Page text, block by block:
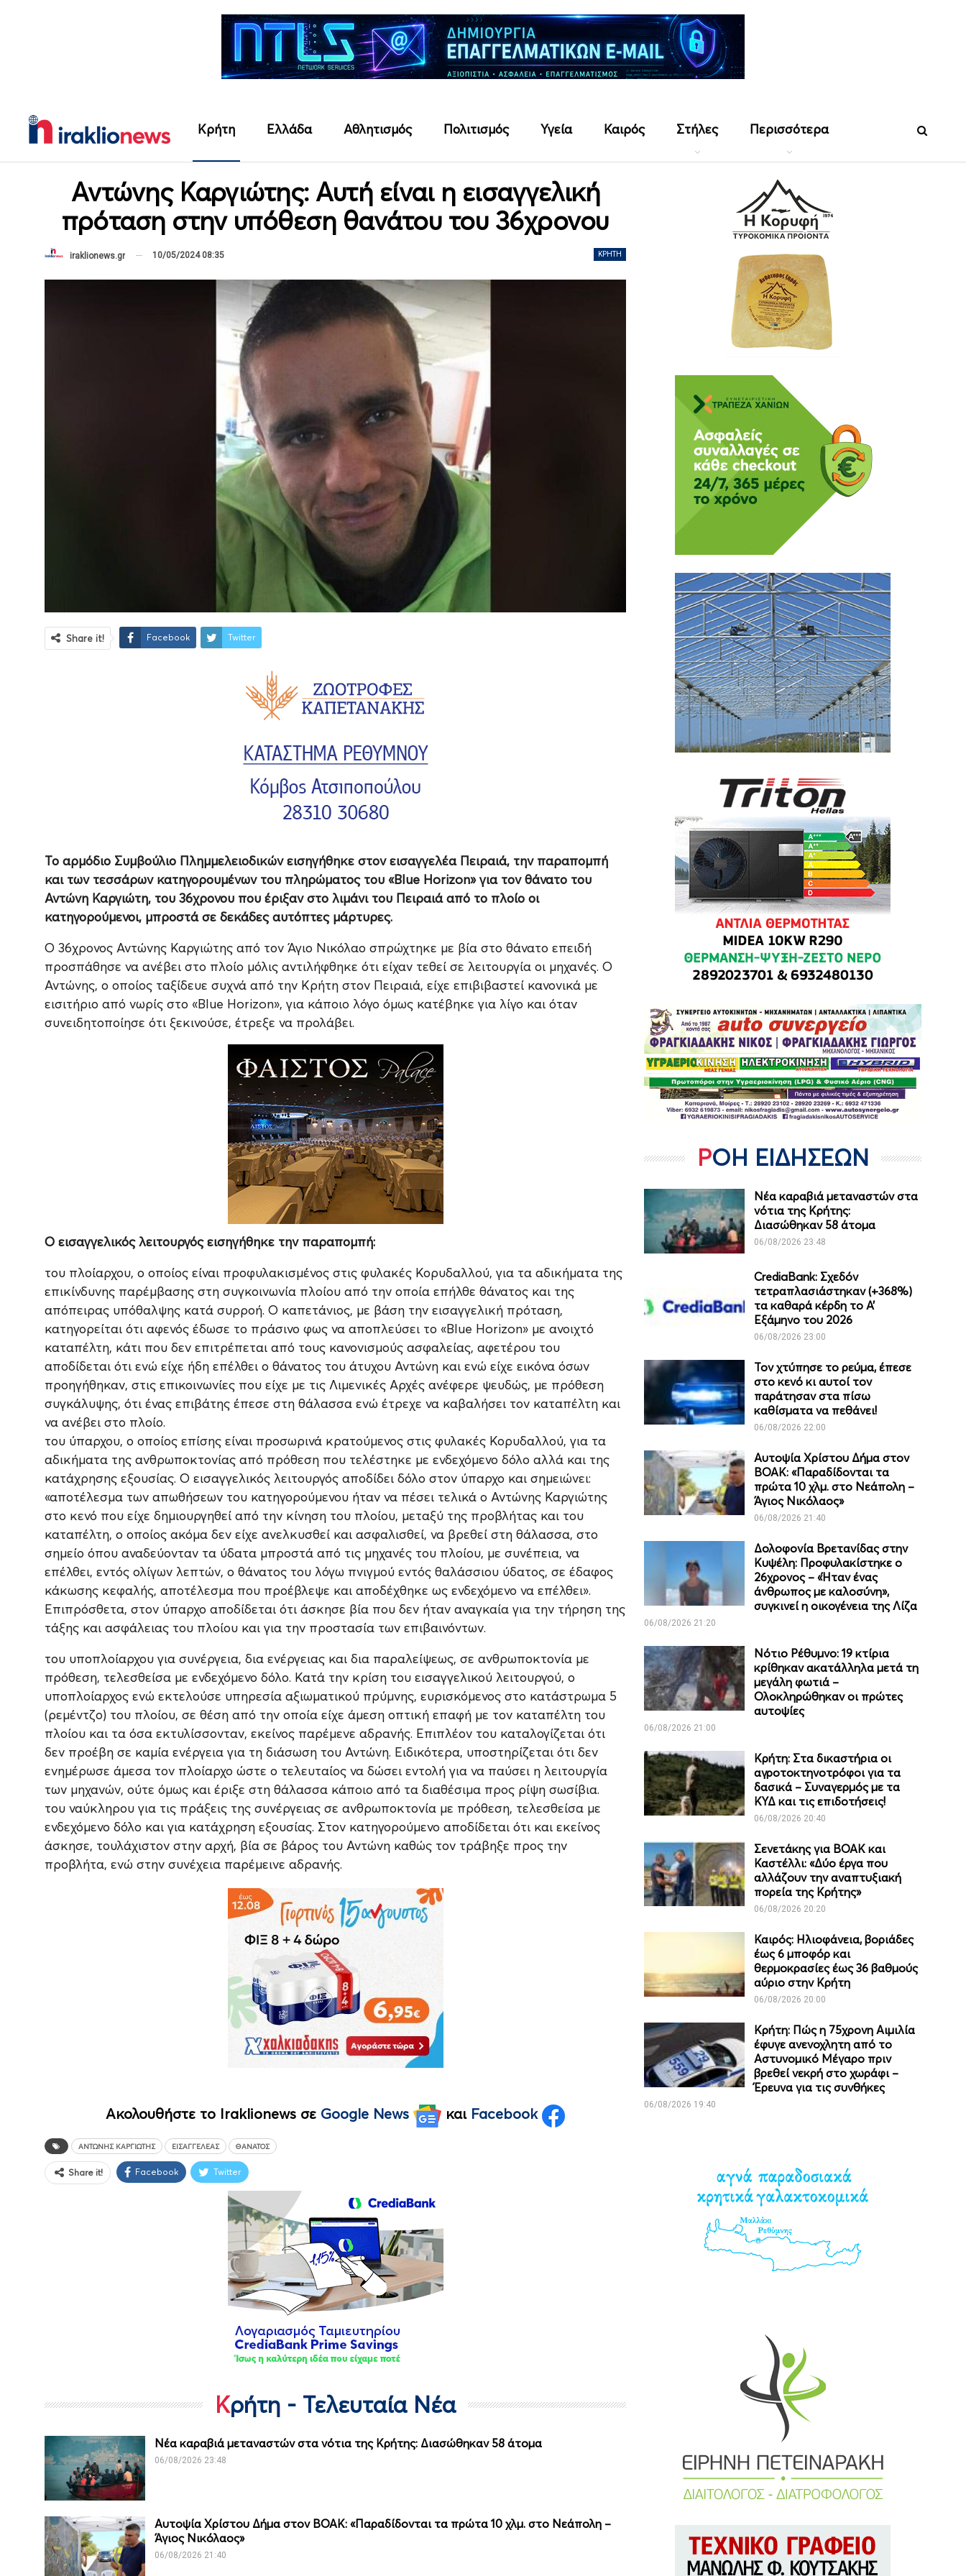
Κρήτη Ελλάδα Αθλητισμός Πολιτισμός Υγεία Καιρός Στήλες Περισσότερα
Αντώνης Καργιώτης: Αυτή είναι η εισαγγελική
πρόταση στην υπόθεση θανάτου του 36χρονου
ΚΡΉΤΗ
iraklionews.gr 10/05/2024 08:35
Share it! Facebook Twitter
Το αρμόδιο Συμβούλιο Πλημμελειοδικών εισηγήθηκε στον εισαγγελέα Πειραιά, την παραπομπή
και των τεσσάρων κατηγορουμένων του πληρώματος του «Blue Horizon» για τον θάνατο του
Αντώνη Καργιώτη, του 36χρονου που έριξαν στο λιμάνι του Πειραιά από το πλοίο οι
κατηγορούμενοι, μπροστά σε δεκάδες αυτόπτες μάρτυρες.
Ο 36χρονος Αντώνης Καργιώτης από τον Άγιο Νικόλαο σπρώχτηκε με βία στο θάνατο επειδή
προσπάθησε να ανέβει στο πλοίο μόλις αντιλήφθηκε ότι είχαν τεθεί σε λειτουργία οι μηχανές. Ο
Αντώνης, ο οποίος ταξίδευε συχνά από την Κρήτη στον Πειραιά, είχε επιβιβαστεί κανονικά με
εισιτήριο από νωρίς στο «Blue Horizon», για κάποιο λόγο όμως κατέβηκε για λίγο και όταν
συνειδητοποίησε ότι ξεκινούσε, έτρεξε να προλάβει.
Ο εισαγγελικός λειτουργός εισηγήθηκε την παραπομπή:
του πλοίαρχου, ο οποίος είναι προφυλακισμένος στις φυλακές Κορυδαλλού, για τα αδικήματα της
επικίνδυνης παρέμβασης στη συγκοινωνία πλοίου από την οποία επήλθε θάνατος και της
απόπειρας υπόθαλψης κατά συρροή. Ο καπετάνιος, με βάση την εισαγγελική πρόταση,
κατηγορείται ότι αφενός έδωσε το πράσινο φως να αποπλεύσει το «Blue Horizon» με ανοιχτό
καταπέλτη, κάτι που δεν επιτρέπεται από τους κανονισμούς ασφαλείας, αφετέρου του
αποδίδεται ότι ενώ είχε ήδη επέλθει ο θάνατος του άτυχου Αντώνη και ενώ είχε εικόνα όσων
προηγήθηκαν, στις επικοινωνίες που είχε με τις Λιμενικές Αρχές ανέφερε ψευδώς, με πρόθεση
συγκάλυψης, ότι ένας επιβάτης έπεσε στη θάλασσα ενώ έτρεχε να καβαλήσει τον καταπέλτη και
να ανέβει στο πλοίο.
του ύπαρχου, ο οποίος επίσης είναι προσωρινά κρατούμενος στις φυλακές Κορυδαλλού, για τα
αδικήματα της ανθρωποκτονίας από πρόθεση που τελέστηκε με ενδεχόμενο δόλο αλλά και της
κατάχρησης εξουσίας. Ο εισαγγελικός λειτουργός αποδίδει δόλο στον ύπαρχο και σημειώνει:
«αποτέλεσμα των απωθήσεων του κατηγορούμενου ήταν να πέσει τελικά ο Αντώνης Καργιώτης
στο κενό που είχε δημιουργηθεί από την κίνηση του πλοίου, μεταξύ της προβλήτας και του
καταπέλτη, ο οποίος ακόμα δεν είχε ανελκυσθεί και ασφαλισθεί, να βρεθεί στη θάλασσα, στο
σημείο όπου αναδεύονταν τα ύδατα μπροστά από τις μηχανές του πλοίου, με συνέπεια, να
επέλθει, εντός ολίγων λεπτών, ο θάνατος του λόγω πνιγμού εντός θαλάσσιου ύδατος, σε έδαφος
κάκωσης κεφαλής, αποτέλεσμα που προέβλεψε και αποδέχθηκε ως ενδεχόμενο να επέλθει».
Επιπρόσθετα, στον ύπαρχο αποδίδεται ότι άσκησε βία που δεν ήταν αναγκαία για την τήρηση της
τάξης και ασφάλειας του πλοίου και για την προστασία των επιβαινόντων.
του υποπλοίαρχου για συνέργεια, δια ενέργειας και δια παραλείψεως, σε ανθρωποκτονία με
πρόθεση, τελεσθείσα με ενδεχόμενο δόλο. Κατά την κρίση του εισαγγελικού λειτουργού, ο
υποπλοίαρχος ενώ εκτελούσε υπηρεσία αξιωματικού πρύμνης, ευρισκόμενος στο κατάστρωμα 5
(ρεμέντζο) του πλοίου, σε θέση από την οποία είχε άμεση οπτική επαφή με τον καταπέλτη του
πλοίου και τα όσα εκτυλίσσονταν, εκείνος παρέμενε αδρανής. Επιπλέον του καταλογίζεται ότι
δεν προέβη σε καμία ενέργεια για τη διάσωση του Αντώνη. Ειδικότερα, υποστηρίζεται ότι δεν
ενημέρωσε άμεσα τον πλοίαρχο ώστε ο τελευταίος να δώσει εντολή για να παύσει η λειτουργία
των μηχανών, ούτε όμως και έριξε στη θάλασσα κάποιο από τα διαθέσιμα προς ρίψη σωσίβια.
του ναύκληρου για τις πράξεις της συνέργειας σε ανθρωποκτονία με πρόθεση, τελεσθείσα με
ενδεχόμενο δόλο και για κατάχρηση εξουσίας. Στον κατηγορούμενο αποδίδεται ότι και εκείνος
άσκησε, τουλάχιστον στην αρχή, βία σε βάρος του Αντώνη καθώς τον τράβηξε προς την
προβλήτα, ενώ στην συνέχεια παρέμεινε αδρανής.
Ακολουθήστε το Iraklionews σε Google News και Facebook
ΑΝΤΏΝΗΣ ΚΑΡΓΙΩΤΗΣ ΕΙΣΑΓΓΕΛΈΑΣ ΘΆΝΑΤΟΣ
Share it! Facebook Twitter
Κρήτη - Τελευταία Νέα
Νέα καραβιά μεταναστών στα νότια της Κρήτης: Διασώθηκαν 58 άτομα
06/08/2026 23:48
Αυτοψία Χρίστου Δήμα στον ΒΟΑΚ: «Παραδίδονται τα πρώτα 10 χλμ. στο Νεάπολη –
Άγιος Νικόλαος»
06/08/2026 21:40
ΡΟΗ ΕΙΔΗΣΕΩΝ
Νέα καραβιά μεταναστών στα
νότια της Κρήτης:
Διασώθηκαν 58 άτομα
06/08/2026 23:48
CrediaBank: Σχεδόν
τετραπλασιάστηκαν (+368%)
τα καθαρά κέρδη το Α’
Εξάμηνο του 2026
06/08/2026 23:00
Τον χτύπησε το ρεύμα, έπεσε
στο κενό κι αυτοί τον
παράτησαν στα πίσω
καθίσματα να πεθάνει!
06/08/2026 22:00
Αυτοψία Χρίστου Δήμα στον
ΒΟΑΚ: «Παραδίδονται τα
πρώτα 10 χλμ. στο Νεάπολη –
Άγιος Νικόλαος»
06/08/2026 21:40
Δολοφονία Βρετανίδας στην
Κυψέλη: Προφυλακίστηκε ο
26χρονος – «Ήταν ένας
άνθρωπος με καλοσύνη»,
συγκινεί η οικογένεια της Λίζα
06/08/2026 21:20
Νότιο Ρέθυμνο: 19 κτίρια
κρίθηκαν ακατάλληλα μετά τη
μεγάλη φωτιά –
Ολοκληρώθηκαν οι πρώτες
αυτοψίες
06/08/2026 21:00
Κρήτη: Στα δικαστήρια οι
αγροτοκτηνοτρόφοι για τα
δασικά – Συναγερμός με τα
ΚΥΔ και τις επιδοτήσεις!
06/08/2026 20:40
Σενετάκης για ΒΟΑΚ και
Καστέλλι: «Δύο έργα που
αλλάζουν την αναπτυξιακή
πορεία της Κρήτης»
06/08/2026 20:20
Καιρός: Ηλιοφάνεια, βοριάδες
έως 6 μποφόρ και
θερμοκρασίες έως 36 βαθμούς
αύριο στην Κρήτη
06/08/2026 20:00
Κρήτη: Πώς η 75χρονη Αιμιλία
έφυγε ανενοχλητη από το
Αστυνομικό Μέγαρο πριν
βρεθεί νεκρή στο χωράφι –
Έρευνα για τις συνθήκες
06/08/2026 19:40